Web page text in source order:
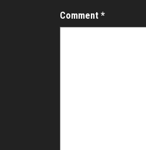
Comment *